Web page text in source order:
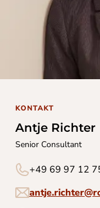
KONTAKT
Antje Richter
Senior Consultant
+49 69 97 12